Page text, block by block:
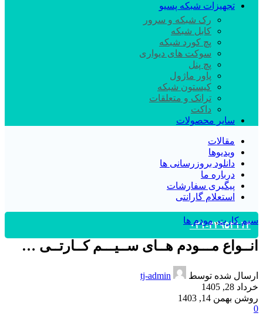
تجهیزات شبکه پسیو
رک شبکه و سرور
کابل شبکه
پچ کورد شبکه
سوکت های دیواری
پچ پنل
پاور ماژول
کیستون شبکه
ترانک و متعلقات
داکت
سایر محصولات
مقالات
ویدیوها
دانلود بروزرسانی ها
درباره ما
پیگیری سفارشات
استعلام گارانتی
۰۲۱-۴۴۹۵۲۱۱۳
سیم کارت,مودم ها
انــواع مـــودم هــای ســیـــم کــارتــی …
ارسال شده توسط
tj-admin
خرداد 28, 1405
روشن بهمن 14, 1403
0